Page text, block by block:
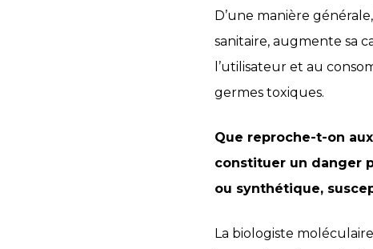
D’une manière
sanitaire, augmente sa
l’utilisateur et au
germes toxiques.
Que reproche-t-on
constituer un danger
ou synthétique,
La biologiste